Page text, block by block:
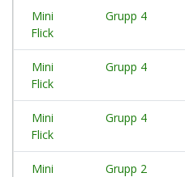
Mini
Flick
Grupp 4
Mini
Flick
Grupp 4
Mini
Flick
Grupp 4
Mini
Grupp 2